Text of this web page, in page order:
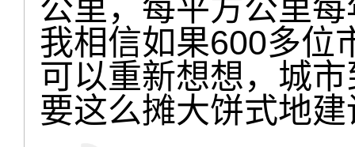
公里，每平方公里
我相信如果600多位
可以重新想想，城
要这么摊大饼式地